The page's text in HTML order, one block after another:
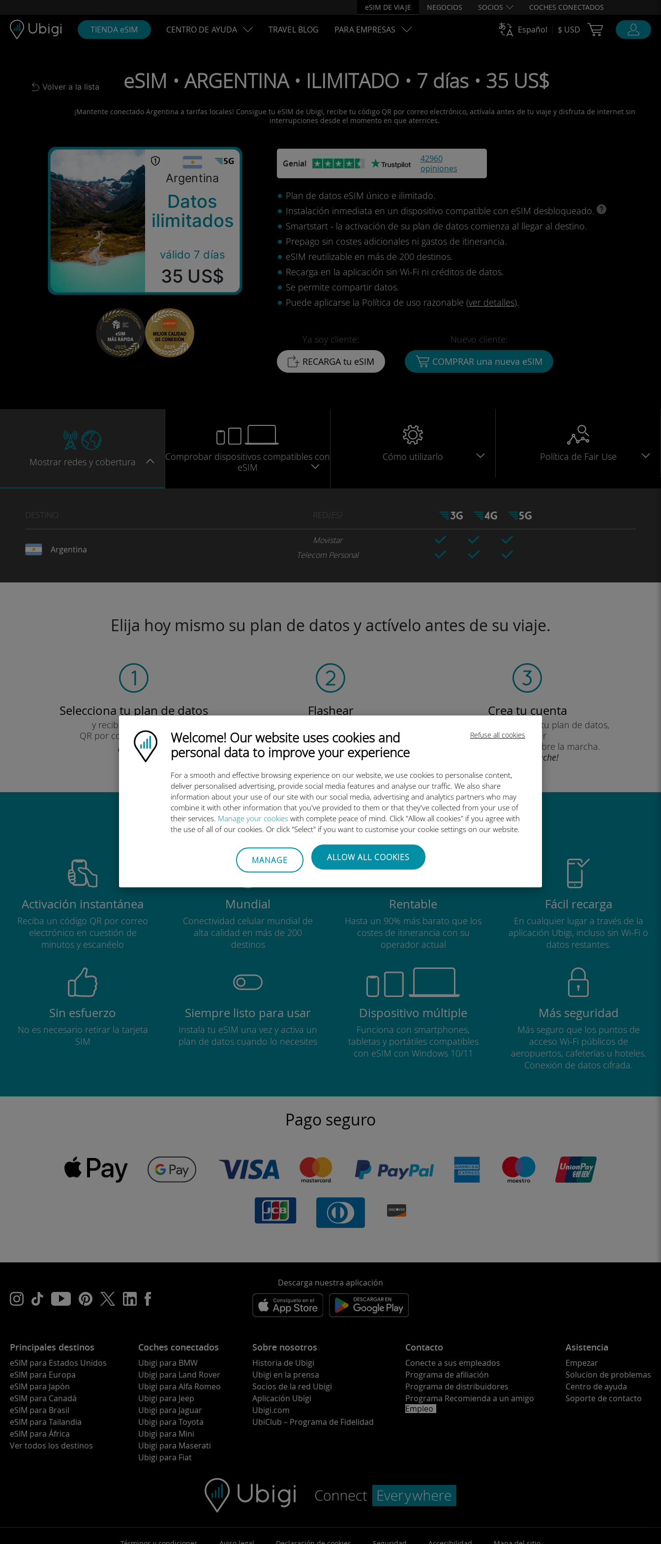
Refuse all cookies
Ubigi logo
Welcome! Our website uses cookies and
personal data to improve your experience
For a smooth and effective browsing experience on our website, we use cookies to personalise content,
deliver personalised advertising, provide social media features and analyse our traffic. We also share
information about your use of our site with our social media, advertising and analytics partners who may
combine it with other information that you've provided to them or that they've collected from your use of
their services. Manage your cookies with complete peace of mind. Click "Allow all cookies" if you agree with
the use of all of our cookies. Or click "Select" if you want to customise your cookie settings on our website.
MANAGE ALLOW ALL COOKIES
eSIM DE VIAJE NEGOCIOS SOCIOS COCHES CONECTADOS
TIENDA eSIM CENTRO DE AYUDA TRAVEL BLOG PARA EMPRESAS Español $ USD Cart Ubigi
Back to list
Volver a la lista eSIM • ARGENTINA • ILIMITADO • 7 días • 35 US$
¡Mantente conectado Argentina a tarifas locales! Consigue tu eSIM de Ubigi, recibe tu código QR por correo electrónico, actívala antes de tu viaje y disfruta de internet sin
interrupciones desde el momento en que aterrices.
Argentina
Datos
ilimitados
válido 7 días
35 US$
Genial
42960
opiniones
Plan de datos eSIM único e ilimitado.
Instalación inmediata en un dispositivo compatible con eSIM desbloqueado.
Smartstart - la activación de su plan de datos comienza al llegar al destino.
Prepago sin costes adicionales ni gastos de itinerancia.
eSIM reutilizable en más de 200 destinos.
Recarga en la aplicación sin Wi-Fi ni créditos de datos.
Se permite compartir datos.
Puede aplicarse la Política de uso razonable (ver detalles).
Ya soy cliente:
RECARGA tu eSIM
Nuevo cliente:
COMPRAR una nueva eSIM
Mostrar redes y cobertura Comprobar dispositivos compatibles con
eSIM
Cómo utilizarlo Política de Fair Use
DESTINO RED(ES)
Argentina
Movistar
Telecom Personal
Elija hoy mismo su plan de datos y actívelo antes de su viaje.
Selecciona tu plan de datos
y recibirás un código
QR por correo electrónico.
¡Rápido!
Flashear
para activar el plan de datos
e instalar la Ubigi eSIM.
¡Simple!
Crea tu cuenta
para empezar a utilizar tu plan de datos,
consultar
tu saldo y recargar sobre la marcha.
¡Que aproveche!
Por qué es tan buena la eSIM internacional de Ubigi
Activación instantánea
Reciba un código QR por correo
electrónico en cuestión de
minutos y escanéelo
Mundial
Conectividad celular mundial de
alta calidad en más de 200
destinos
Rentable
Hasta un 90% más barato que los
costes de itinerancia con su
operador actual
Fácil recarga
En cualquier lugar a través de la
aplicación Ubigi, incluso sin Wi-Fi o
datos restantes.
Sin esfuerzo
No es necesario retirar la tarjeta
SIM
Siempre listo para usar
Instala tu eSIM una vez y activa un
plan de datos cuando lo necesites
Dispositivo múltiple
Funciona con smartphones,
tabletas y portátiles compatibles
con eSIM con Windows 10/11
Más seguridad
Más seguro que los puntos de
acceso Wi-Fi públicos de
aeropuertos, cafeterías u hoteles.
Conexión de datos cifrada.
Pago seguro
Descarga nuestra aplicación
Principales destinos
eSIM para Estados Unidos
eSIM para Europa
eSIM para Japón
eSIM para Canadá
eSIM para Brasil
eSIM para Tailandia
eSIM para África
Ver todos los destinos
Coches conectados
Ubigi para BMW
Ubigi para Land Rover
Ubigi para Alfa Romeo
Ubigi para Jeep
Ubigi para Jaguar
Ubigi para Toyota
Ubigi para Mini
Ubigi para Maserati
Ubigi para Fiat
Sobre nosotros
Historia de Ubigi
Ubigi en la prensa
Socios de la red Ubigi
Aplicación Ubigi
Ubigi.com
UbiClub – Programa de Fidelidad
Contacto
Conecte a sus empleados
Programa de afiliación
Programa de distribuidores
Programa Recomienda a un amigo
Empleo
Asistencia
Empezar
Solucion de problemas
Centro de ayuda
Soporte de contacto